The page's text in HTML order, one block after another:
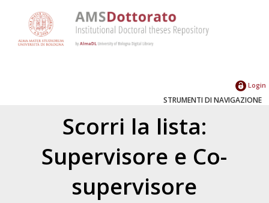
Login
STRUMENTI DI NAVIGAZIONE
Scorri la lista:
Supervisore e Co-
supervisore